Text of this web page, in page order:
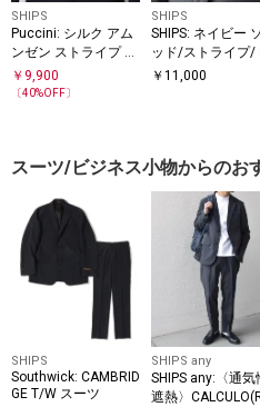
SHIPS
Puccini: シルク アム
ンゼン ストライプ ネ
クタイ
￥ 9,900
〔40%OFF〕
SHIPS
SHIPS: ネイビー
ッド/ストライプ/
ット ネクタイ
￥11,000
スーツ/ビジネス小物からのお
SHIPS
Southwick: CAMBRID
GE T/W スーツ
SHIPS any
SHIPS any:〈通
遮熱〉